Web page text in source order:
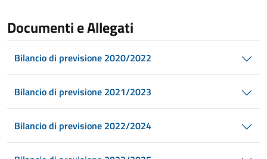
Documenti e Allegati
Bilancio di previsione 2020/2022
Bilancio di previsione 2021/2023
Bilancio di previsione 2022/2024